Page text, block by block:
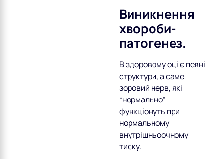
Виникнення
хвороби-
патогенез.
В здоровому оці є певні
структури, а саме
зоровий нерв, які
“нормально”
функціонуть при
нормальному
внутрішньоочному
тиску.